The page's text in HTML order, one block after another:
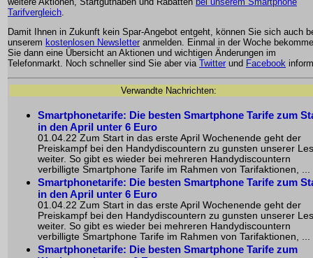
Tarifvergleich
Damit Ihnen in Zukunft kein Spar-Angebot entgeht, können Sie sich auch
unserem kostenlosen Newsletter anmelden. Einmal in der Woche
Sie dann eine Übersicht an Aktionen und wichtigen Änderungen im
Telefonmarkt. Noch schneller sind Sie aber via Twitter und Facebook
Verwandte Nachrichten:
Smartphonetarife: Die besten Smartphone Tarife zum
in den April unter 6 Euro
01.04.22 Zum Start in das erste April Wochenende geht der
Preiskampf bei den Handydiscountern zu gunsten unserer
weiter. So gibt es wieder bei mehreren Handydiscountern
verbilligte Smartphone Tarife im Rahmen von Tarifaktionen, ...
Smartphonetarife: Die besten Smartphone Tarife zum
in den April unter 6 Euro
01.04.22 Zum Start in das erste April Wochenende geht der
Preiskampf bei den Handydiscountern zu gunsten unserer
weiter. So gibt es wieder bei mehreren Handydiscountern
verbilligte Smartphone Tarife im Rahmen von Tarifaktionen, ...
Smartphonetarife: Die besten Smartphone Tarife zum